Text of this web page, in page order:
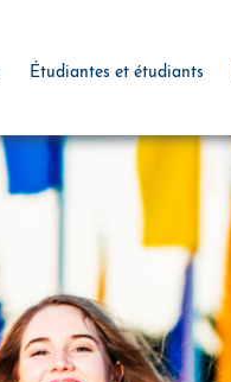
Étudiantes et étudiants